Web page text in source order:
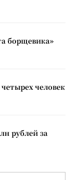
борщевика»
человек
рублей за